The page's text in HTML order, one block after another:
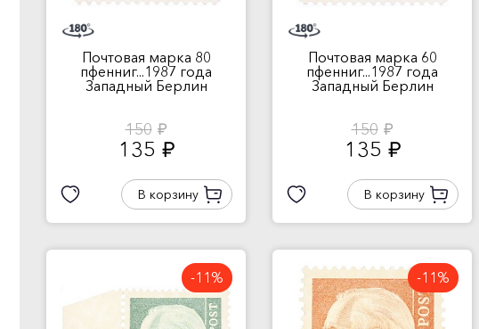
Почтовая марка 80
пфенниг...1987 года
Западный Берлин
150 руб.
135 руб.
В корзину
Почтовая марка 60
пфенниг...1987 года
Западный Берлин
150 руб.
135 руб.
В корзину
-11% -11%